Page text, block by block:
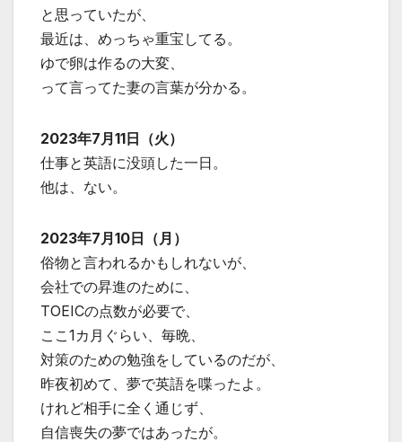
と思っていたが、
最近は、めっちゃ重宝してる。
ゆで卵は作るの大変、
って言ってた妻の言葉が分かる。
2023年7月11日（火）
仕事と英語に没頭した一日。
他は、ない。
2023年7月10日（月）
俗物と言われるかもしれないが、
会社での昇進のために、
TOEICの点数が必要で、
ここ1カ月ぐらい、毎晩、
対策のための勉強をしているのだが、
昨夜初めて、夢で英語を喋ったよ。
けれど相手に全く通じず、
自信喪失の夢ではあったが。